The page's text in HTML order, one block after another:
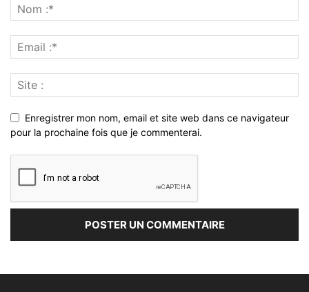
Enregistrer mon nom, email et site web dans ce navigateur
pour la prochaine fois que je commenterai.